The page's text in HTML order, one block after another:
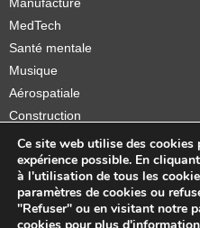
MedTech
Santé mentale
Musique
Aérospatiale
Construction
Orthèses et prothèses
Startups
Ce site web utilise des
expérience possible. En
à l'utilisation de tous les
paramètres de cookies ou
"Refuser" ou en visitant notre